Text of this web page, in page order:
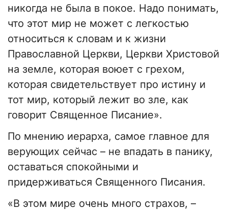
никогда не была в покое. Надо понимать,
что этот мир не может с легкостью
относиться к словам и к жизни
Православной Церкви, Церкви Христовой
на земле, которая воюет с грехом,
которая свидетельствует про истину и
тот мир, который лежит во зле, как
говорит Священное Писание».
По мнению иерарха, самое главное для
верующих сейчас – не впадать в панику,
оставаться спокойными и
придерживаться Священного Писания.
«В этом мире очень много страхов, –